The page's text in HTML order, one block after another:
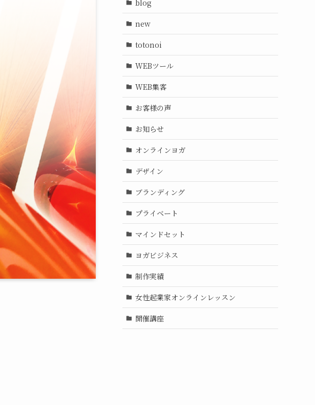
blog
new
totonoi
WEBツール
WEB集客
お客様の声
お知らせ
オンラインヨガ
デザイン
ブランディング
プライベート
マインドセット
ヨガビジネス
制作実績
女性起業家オンラインレッスン
開催講座